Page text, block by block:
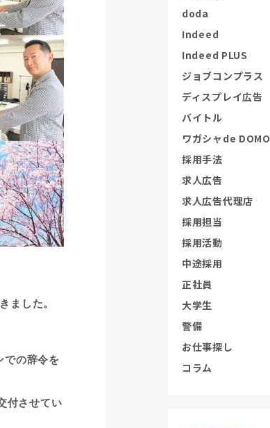
ました。
での辞令を
付させてい
doda
Indeed
Indeed PLUS
ジョブコンプラス
ディスプレイ広告
バイトル
ワガシャde DOMO
採用手法
求人広告
求人広告代理店
採用担当
採用活動
中途採用
正社員
大学生
警備
お仕事探し
コラム